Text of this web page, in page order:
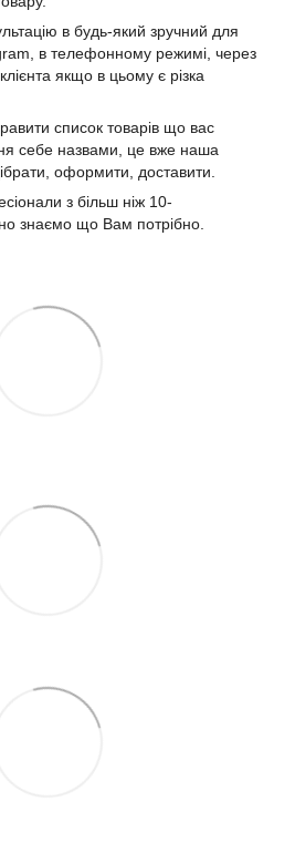
в будь-який зручний для
в телефонному режимі, через
якщо в цьому є різка
список товарів що вас
себе назвами, це вже наша
оформити, доставити.
з більш ніж 10-
знаємо що Вам потрібно.